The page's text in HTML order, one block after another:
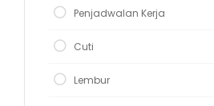
Penjadwalan Kerja
Cuti
Lembur